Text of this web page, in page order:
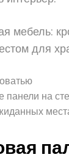
мебель:
для
панели на